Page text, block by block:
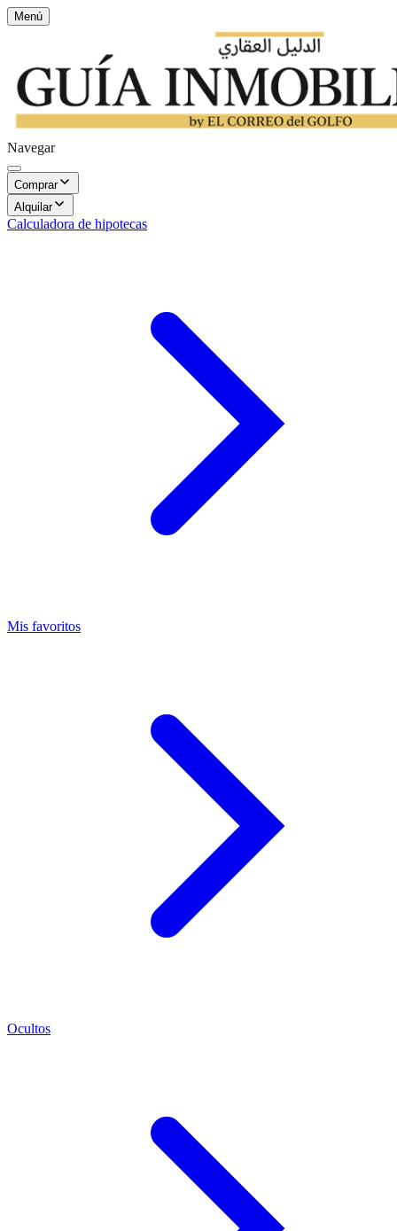
Menú
Navegar
Comprar
Alquilar
Calculadora de hipotecas
Mis favoritos
Ocultos